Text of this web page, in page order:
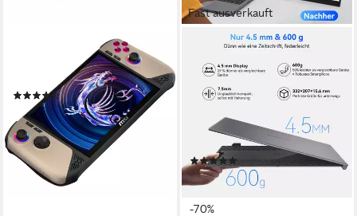
MSI Claw 8 AI+ A2VM-015,
Handheld-Konsole Notebook
(10)
ab 1.082,09 €
31,42 €mtl. in 48 Raten
lieferbar - in 3-4 Werktagen bei dir
Fast ausverkauft
BLACKVIEW
Laptop Bildschirm
Erweiterung 2026, Ultra-
dünne, Portabler Monitor für
Notebook
Bildschirmdiagonale
(1)
119,99 € UVP
mtl. in 12 Raten
-70%